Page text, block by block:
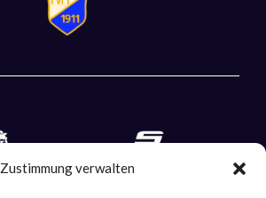
Zustimmung verwalten